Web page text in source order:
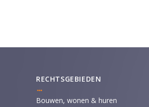
RECHTSGEBIEDEN
Bouwen, wonen & huren